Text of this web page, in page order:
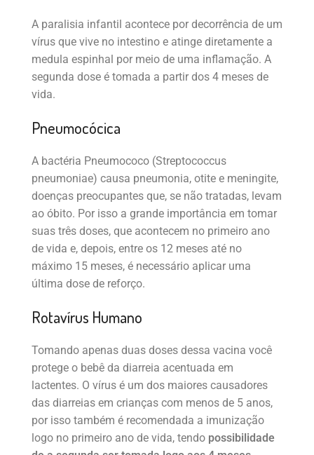
A paralisia infantil acontece por decorrência de um
vírus que vive no intestino e atinge diretamente a
medula espinhal por meio de uma inflamação. A
segunda dose é tomada a partir dos 4 meses de
vida.
Pneumocócica
A bactéria Pneumococo (Streptococcus
pneumoniae) causa pneumonia, otite e meningite,
doenças preocupantes que, se não tratadas, levam
ao óbito. Por isso a grande importância em tomar
suas três doses, que acontecem no primeiro ano
de vida e, depois, entre os 12 meses até no
máximo 15 meses, é necessário aplicar uma
última dose de reforço.
Rotavírus Humano
Tomando apenas duas doses dessa vacina você
protege o bebê da diarreia acentuada em
lactentes. O vírus é um dos maiores causadores
das diarreias em crianças com menos de 5 anos,
por isso também é recomendada a imunização
logo no primeiro ano de vida, tendo possibilidade